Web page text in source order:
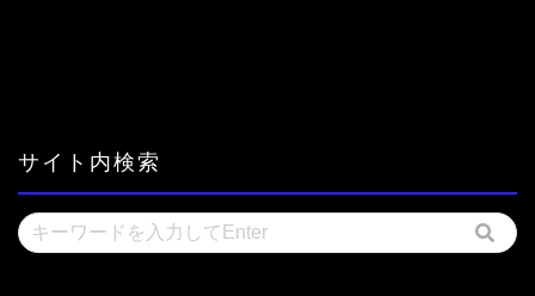
サイト内検索